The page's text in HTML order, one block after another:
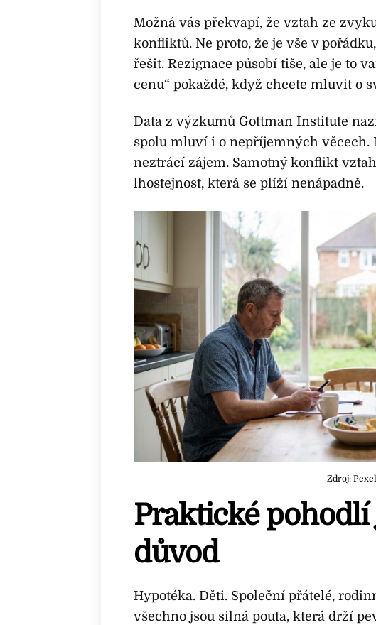
Možná vás překvapí, že vztah ze
konfliktů. Ne proto, že je vše v
řešit. Rezignace působí tiše, ale je to
cenu“ pokaždé, když chcete mluvit o
Data z výzkumů Gottman Institute
spolu mluví i o nepříjemných věcech.
neztrácí zájem. Samotný konflikt
lhostejnost, která se plíží nenápadně.
Zdroj:
Praktické
důvod
Hypotéka. Děti. Společní přátelé,
všechno jsou silná pouta, která drží